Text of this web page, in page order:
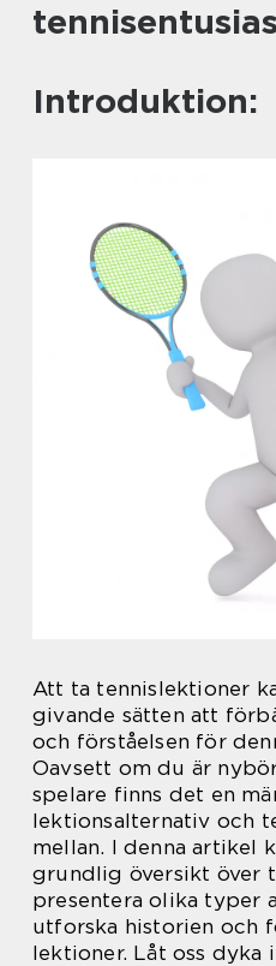
Introduktion:
Att ta tennislektioner
givande sätten att
och förståelsen för
Oavsett om du är
spelare finns det en
lektionsalternativ och
mellan. I denna artikel
grundlig översikt över
presentera olika typer
utforska historien och
lektioner. Låt oss dyka